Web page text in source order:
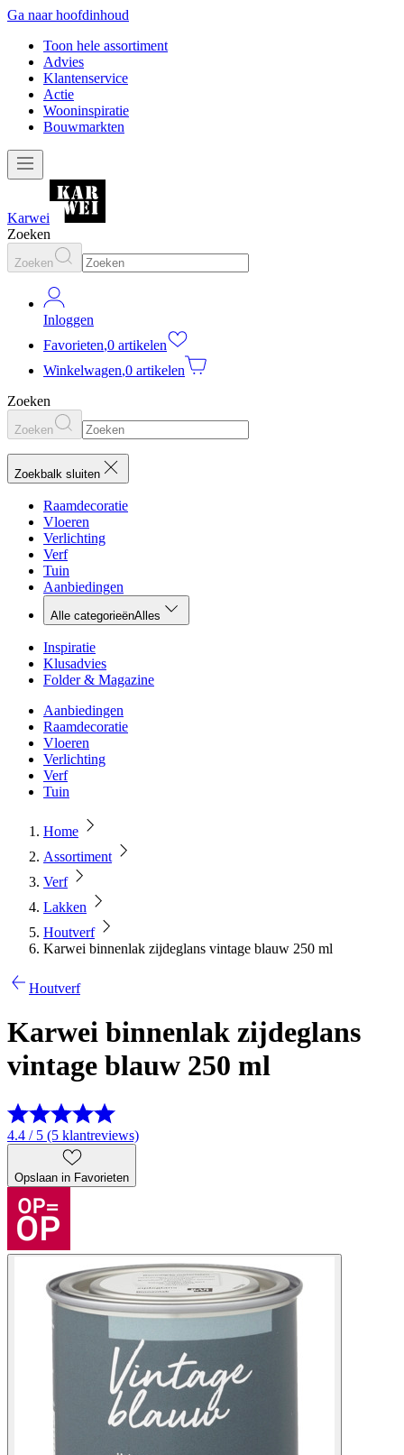
Ga naar hoofdinhoud
Toon hele assortiment
Advies
Klantenservice
Actie
Wooninspiratie
Bouwmarkten
Karwei
Zoeken
Zoeken
Inloggen
Favorieten,0 artikelen
Winkelwagen,0 artikelen
Zoeken
Zoeken
Zoekbalk sluiten
Raamdecoratie
Vloeren
Verlichting
Verf
Tuin
Aanbiedingen
Alle categorieënAlles
Inspiratie
Klusadvies
Folder & Magazine
Aanbiedingen
Raamdecoratie
Vloeren
Verlichting
Verf
Tuin
Home
Assortiment
Verf
Lakken
Houtverf
Karwei binnenlak zijdeglans vintage blauw 250 ml
Houtverf
Karwei binnenlak zijdeglans
vintage blauw 250 ml
4.4 / 5 (5 klantreviews)
Opslaan in Favorieten